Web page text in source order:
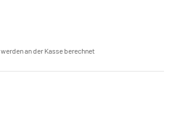
werden an der Kasse berechnet